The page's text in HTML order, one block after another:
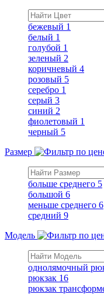
бежевый 1
белый 1
голубой 1
зеленый 2
коричневый 4
розовый 5
серебро 1
серый 3
синий 2
фиолетовый 1
черный 5
Размер
больше среднего 5
большой 6
меньше среднего 6
средний 9
Модель
однолямочный
рюкзак 16
рюкзак